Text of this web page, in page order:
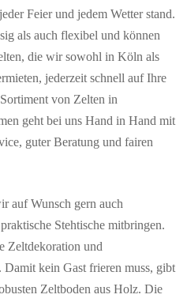
Feier und jedem Wetter stand.
als auch flexibel und können
die wir sowohl in Köln als
jederzeit schnell auf Ihre
von Zelten in
geht bei uns Hand in Hand mit
guter Beratung und fairen
auf Wunsch gern auch
Stehtische mitbringen.
Zeltdekoration und
kein Gast frieren muss, gibt
Zeltboden aus Holz. Die